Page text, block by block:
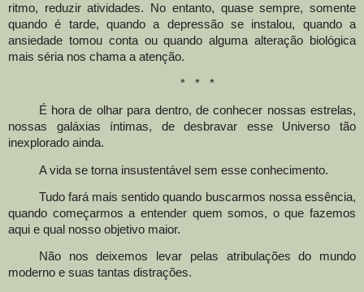
ritmo, reduzir atividades. No entanto, quase sempre, somente
quando é tarde, quando a depressão se instalou, quando a
ansiedade tomou conta ou quando alguma alteração biológica
mais séria nos chama a atenção.
* * *
É hora de olhar para dentro, de conhecer nossas estrelas,
nossas galáxias íntimas, de desbravar esse Universo tão
inexplorado ainda.
A vida se torna insustentável sem esse conhecimento.
Tudo fará mais sentido quando buscarmos nossa essência,
quando começarmos a entender quem somos, o que fazemos
aqui e qual nosso objetivo maior.
Não nos deixemos levar pelas atribulações do mundo
moderno e suas tantas distrações.